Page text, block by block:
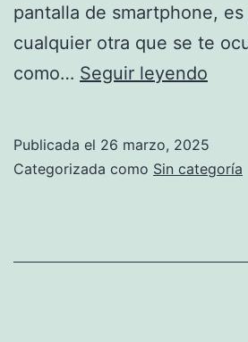
pantalla de smartphone,
cualquier otra que se te
como… Seguir leyendo
con
Publicada el 26 marzo, 2025
Categorizada como Sin categoría